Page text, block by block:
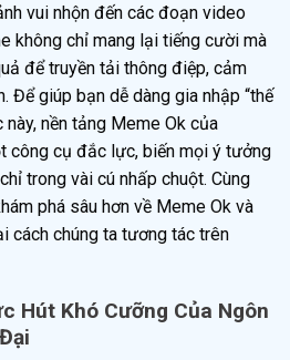
vui nhộn đến các đoạn video
không chỉ mang lại tiếng cười mà
để truyền tải thông điệp, cảm
Để giúp bạn dễ dàng gia nhập “thế
nền tảng Meme Ok của
công cụ đắc lực, biến mọi ý tưởng
trong vài cú nhấp chuột. Cùng
phá sâu hơn về Meme Ok và
cách chúng ta tương tác trên
Hút Khó Cưỡng Của Ngôn